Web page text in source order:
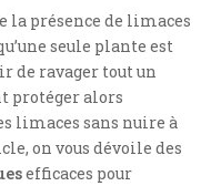
la présence de limaces
seule plante est
de ravager tout un
protéger alors
limaces sans nuire à
on vous dévoile des
efficaces pour